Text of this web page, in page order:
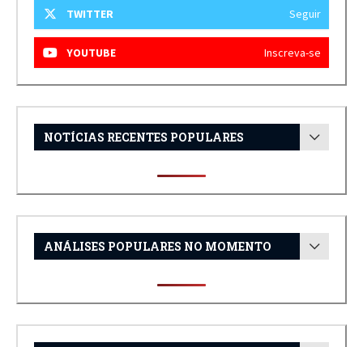
TWITTER Seguir
YOUTUBE Inscreva-se
NOTÍCIAS RECENTES POPULARES
ANÁLISES POPULARES NO MOMENTO